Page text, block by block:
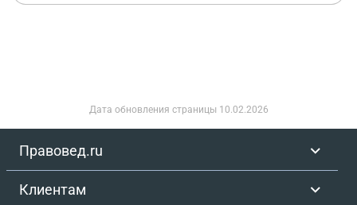
Дата обновления страницы 10.02.2026
Правовед.ru
Клиентам